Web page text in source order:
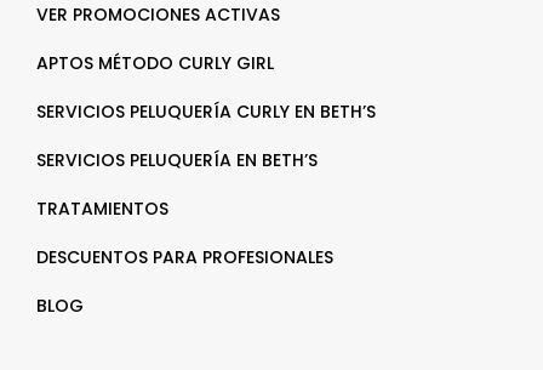
VER PROMOCIONES ACTIVAS
APTOS MÉTODO CURLY GIRL
SERVICIOS PELUQUERÍA CURLY EN BETH’S
SERVICIOS PELUQUERÍA EN BETH’S
TRATAMIENTOS
DESCUENTOS PARA PROFESIONALES
BLOG